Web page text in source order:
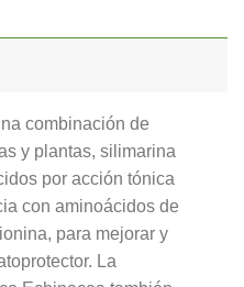
combinación de
y plantas, silimarina
por acción tónica
con aminoácidos de
para mejorar y
La